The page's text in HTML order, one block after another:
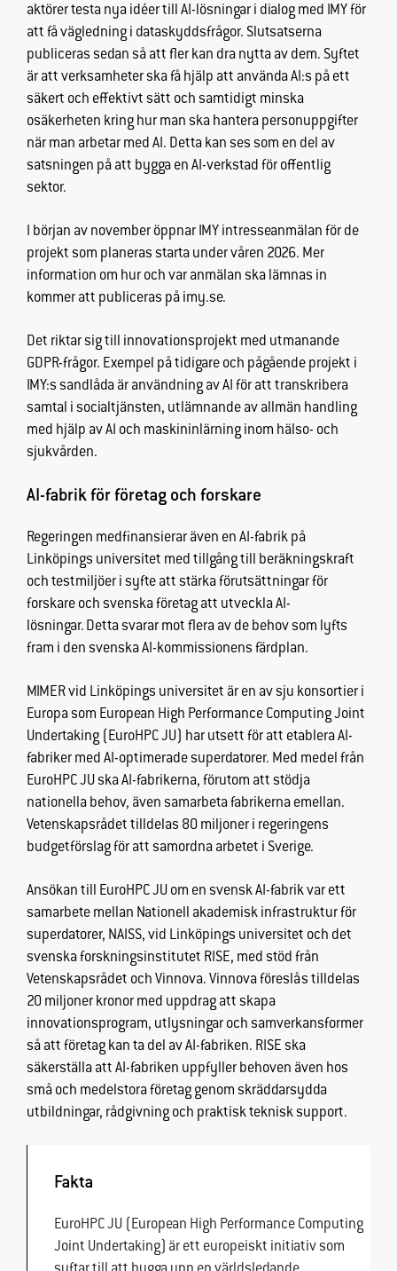
aktörer testa nya idéer till AI-lösningar i dialog med IMY för
att få vägledning i dataskyddsfrågor. Slutsatserna
publiceras sedan så att fler kan dra nytta av dem. Syftet
är att verksamheter ska få hjälp att använda AI:s på ett
säkert och effektivt sätt och samtidigt minska
osäkerheten kring hur man ska hantera personuppgifter
när man arbetar med AI. Detta kan ses som en del av
satsningen på att bygga en AI-verkstad för offentlig
sektor.
I början av november öppnar IMY intresseanmälan för de
projekt som planeras starta under våren 2026. Mer
information om hur och var anmälan ska lämnas in
kommer att publiceras på imy.se.
Det riktar sig till innovationsprojekt med utmanande
GDPR-frågor. Exempel på tidigare och pågående projekt i
IMY:s sandlåda är användning av AI för att transkribera
samtal i socialtjänsten, utlämnande av allmän handling
med hjälp av AI och maskininlärning inom hälso- och
sjukvården.
AI-fabrik för företag och forskare
Regeringen medfinansierar även en AI-fabrik på
Linköpings universitet med tillgång till beräkningskraft
och testmiljöer i syfte att stärka förutsättningar för
forskare och svenska företag att utveckla AI-
lösningar. Detta svarar mot flera av de behov som lyfts
fram i den svenska AI-kommissionens färdplan.
MIMER vid Linköpings universitet är en av sju konsortier i
Europa som European High Performance Computing Joint
Undertaking (EuroHPC JU) har utsett för att etablera AI-
fabriker med AI-optimerade superdatorer. Med medel från
EuroHPC JU ska AI-fabrikerna, förutom att stödja
nationella behov, även samarbeta fabrikerna emellan.
Vetenskapsrådet tilldelas 80 miljoner i regeringens
budgetförslag för att samordna arbetet i Sverige.
Ansökan till EuroHPC JU om en svensk AI-fabrik var ett
samarbete mellan Nationell akademisk infrastruktur för
superdatorer, NAISS, vid Linköpings universitet och det
svenska forskningsinstitutet RISE, med stöd från
Vetenskapsrådet och Vinnova. Vinnova föreslås tilldelas
20 miljoner kronor med uppdrag att skapa
innovationsprogram, utlysningar och samverkansformer
så att företag kan ta del av AI-fabriken. RISE ska
säkerställa att AI-fabriken uppfyller behoven även hos
små och medelstora företag genom skräddarsydda
utbildningar, rådgivning och praktisk teknisk support.
Fakta
EuroHPCJU ( European High Performance Computing
Joint Undertaking) är ett europeiskt initiativ som
med dig av dina
intressen och
ditt beteende
när du surfar
ökar du chansen
att få se
personligt
anpassat
innehåll och